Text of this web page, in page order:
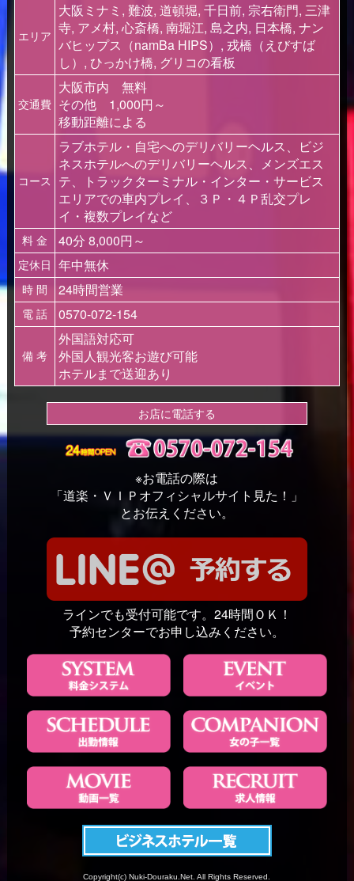
エリア
大阪ミナミ, 難波, 道頓堀, 千日前, 宗右衛門, 三津
寺, アメ村, 心斎橋, 南堀江, 島之内, 日本橋, ナン
バヒップス（namBa HIPS）, 戎橋（えびすば
し）, ひっかけ橋, グリコの看板
交通費
大阪市内 無料
その他 1,000円～
移動距離による
コース
ラブホテル・自宅へのデリバリーヘルス、ビジ
ネスホテルへのデリバリーヘルス、メンズエス
テ、トラックターミナル・インター・サービス
エリアでの車内プレイ、３Ｐ・４Ｐ乱交プレ
イ・複数プレイなど
料 金 40分 8,000円～
定休日 年中無休
時 間 24時間営業
電 話 0570-072-154
備 考
外国語対応可
外国人観光客お遊び可能
ホテルまで送迎あり
お店に電話する
※お電話の際は
「道楽・ＶＩＰオフィシャルサイト見た！」
とお伝えください。
ラインでも受付可能です。24時間ＯＫ！
予約センターでお申し込みください。
Copyright(c) Nuki-Douraku.Net. All Rights Reserved.